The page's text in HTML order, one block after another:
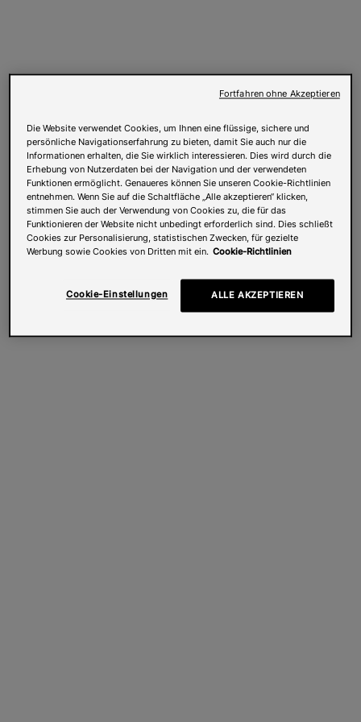
Die Website verwendet Cookies, um Ihnen eine flüssige, sichere und
persönliche Navigationserfahrung zu bieten, damit Sie auch nur die
Informationen erhalten, die Sie wirklich interessieren. Dies wird durch die
Erhebung von Nutzerdaten bei der Navigation und der verwendeten
Funktionen ermöglicht. Genaueres können Sie unseren Cookie-Richtlinien
entnehmen. Wenn Sie auf die Schaltfläche „Alle akzeptieren“ klicken,
stimmen Sie auch der Verwendung von Cookies zu, die für das
Funktionieren der Website nicht unbedingt erforderlich sind. Dies schließt
Cookies zur Personalisierung, statistischen Zwecken, für gezielte
Werbung sowie Cookies von Dritten mit ein. Cookie-Richtlinien
Cookie-Einstellungen ALLE AKZEPTIEREN
Fortfahren ohne Akzeptieren